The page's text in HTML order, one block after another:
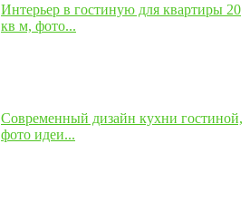
Интерьер в гостиную для квартиры 20
кв м, фото...
Современный дизайн кухни гостиной,
фото идеи...